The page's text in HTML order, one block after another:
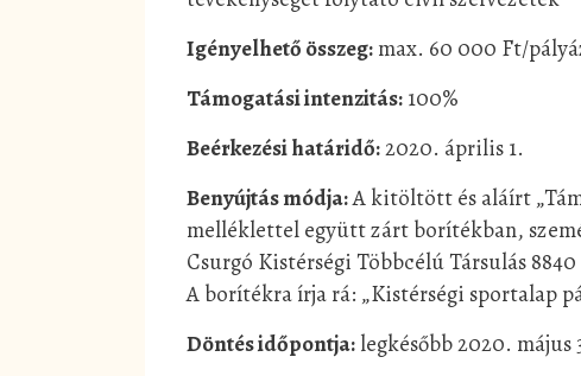
Igényelhető összeg: max. 60 000 Ft/
Támogatási intenzitás: 100%
Beérkezési határidő:2020. április 1.
Benyújtás módja:A kitöltött és aláírt
melléklettel együtt zárt borítékban,
Csurgó Kistérségi Többcélú Társulás
A borítékra írja rá: „Kistérségi sportalap
Döntés időpontja: legkésőbb 2020. május